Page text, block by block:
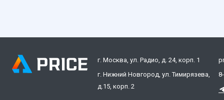
г. Москва, ул. Радио, д. 24, корп. 1
г. Нижний Новгород, ул. Тимирязева,
д.15, корп. 2